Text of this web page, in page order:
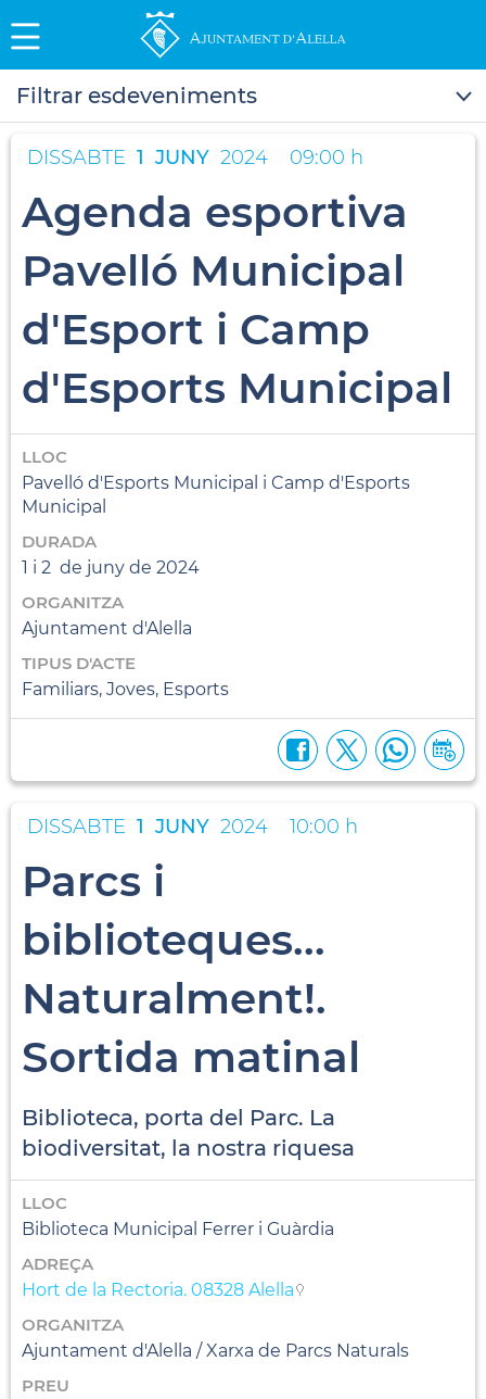
Filtrar esdeveniments
DISSABTE 1 JUNY 2024 09:00 h
Agenda esportiva
Pavelló Municipal
d'Esport i Camp
d'Esports Municipal
LLOC
Pavelló d'Esports Municipal i Camp d'Esports
Municipal
DURADA
1 i 2 de juny de 2024
ORGANITZA
Ajuntament d'Alella
TIPUS D'ACTE
Familiars, Joves, Esports
DISSABTE 1 JUNY 2024 10:00 h
Parcs i
biblioteques...
Naturalment!.
Sortida matinal
Biblioteca, porta del Parc. La
biodiversitat, la nostra riquesa
LLOC
Biblioteca Municipal Ferrer i Guàrdia
ADREÇA
Hort de la Rectoria. 08328 Alella
ORGANITZA
Ajuntament d'Alella / Xarxa de Parcs Naturals
PREU